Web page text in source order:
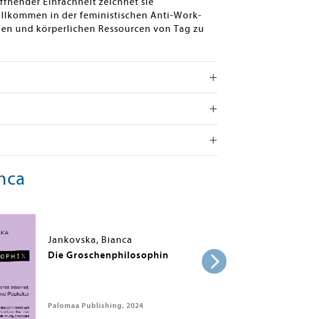
in der feministischen Anti-Work-
und körperlichen Ressourcen von Tag zu
Jankovska, Bianca
Die Groschenphilosophin
Palomaa Publishing, 2024